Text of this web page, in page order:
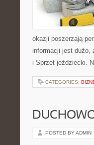
okazji poszerzają
informacji jest dużo,
i Sprzęt jeździecki.
CATEGORIES:
POSTED BY ADMIN